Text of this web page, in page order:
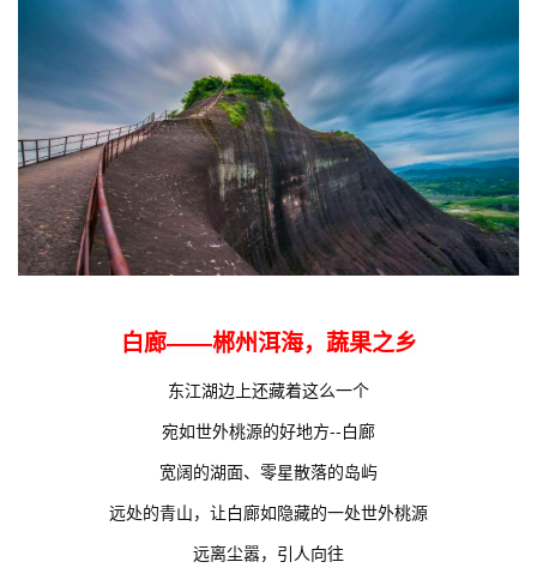
白廊——郴州洱海，蔬果之乡
东江湖边上还藏着这么一个
宛如世外桃源的好地方--白廊
宽阔的湖面、零星散落的岛屿
远处的青山，让白廊如隐藏的一处世外桃源
远离尘嚣，引人向往